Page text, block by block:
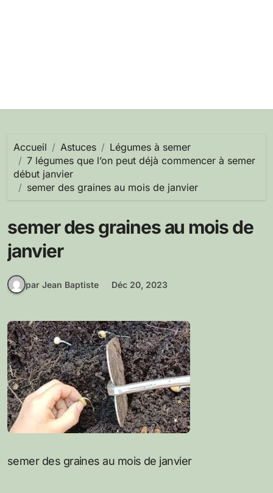
Accueil Astuces
Légumes à semer
7 légumes que l’on peut déjà commencer à semer
début janvier
semer des graines au mois de janvier
semer des graines au mois de
janvier
par Jean Baptiste Déc 20, 2023
semer des graines au mois de janvier